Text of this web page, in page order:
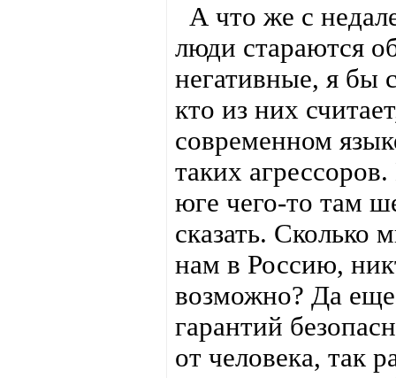
А что же с
люди стараются
негативные, я бы
кто из них
современном
таких
юге чего-то там
сказать. Сколько
нам в Россию,
возможно? Да
гарантий
от человека, так